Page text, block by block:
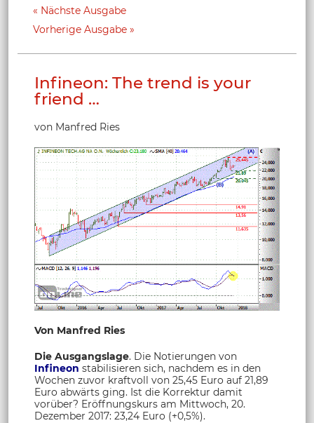
Nächste Ausgabe
Vorherige Ausgabe
Infineon: The trend is your
friend …
von Manfred Ries
Von Manfred Ries
Die Ausgangslage. Die Notierungen von
Infineon stabilisieren sich, nachdem es in den
Wochen zuvor kraftvoll von 25,45 Euro auf 21,89
Euro abwärts ging. Ist die Korrektur damit
vorüber? Eröffnungskurs am Mittwoch, 20.
Dezember 2017: 23,24 Euro (+0,5%).